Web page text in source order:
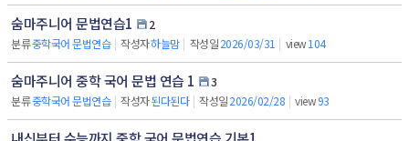
숨마주니어 문법연습1
2
분류중학국어 문법연습 | 작성자하늘맘 | 작성일2026/03/31 | view104
숨마주니어 중학 국어 문법 연습 1
3
분류중학국어 문법연습 | 작성자된다된다 | 작성일2026/02/28 | view93